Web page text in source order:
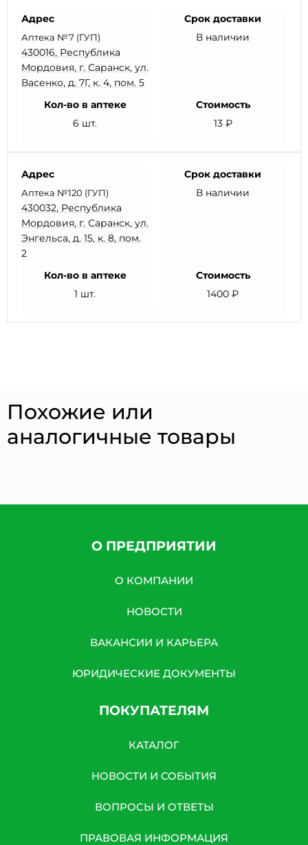
Адрес
Аптека №7 (ГУП)
430016, Республика
Мордовия, г. Саранск, ул.
Васенко, д. 7Г, к. 4, пом. 5
Срок доставки
В наличии
Кол-во в аптеке
6 шт.
Стоимость
13 ₽
Адрес
Аптека №120 (ГУП)
430032, Республика
Мордовия, г. Саранск, ул.
Энгельса, д. 15, к. 8, пом.
2
Срок доставки
В наличии
Кол-во в аптеке
1 шт.
Стоимость
1400 ₽
Похожие или
аналогичные товары
О ПРЕДПРИЯТИИ
О КОМПАНИИ
НОВОСТИ
ВАКАНСИИ И КАРЬЕРА
ЮРИДИЧЕСКИЕ ДОКУМЕНТЫ
ПОКУПАТЕЛЯМ
КАТАЛОГ
НОВОСТИ И СОБЫТИЯ
ВОПРОСЫ И ОТВЕТЫ
ПРАВОВАЯ ИНФОРМАЦИЯ